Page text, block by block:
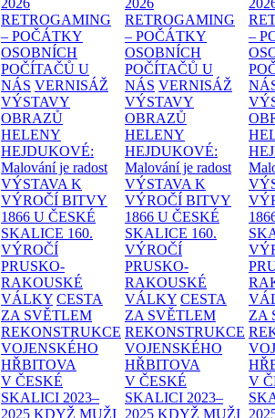
2026
RETROGAMING
– POČÁTKY
OSOBNÍCH
POČÍTAČŮ U
NÁS VERNISÁŽ
VÝSTAVY
OBRAZŮ
HELENY
HEJDUKOVÉ:
Malování je radost
VÝSTAVA K
VÝROČÍ BITVY
1866 U ČESKÉ
SKALICE 160.
VÝROČÍ
PRUSKO-
RAKOUSKÉ
VÁLKY CESTA
ZA SVĚTLEM
REKONSTRUKCE
VOJENSKÉHO
HŘBITOVA
V ČESKÉ
SKALICI 2023–
2025 KDYŽ MUŽI
2026
RETROGAMING
– POČÁTKY
OSOBNÍCH
POČÍTAČŮ U
NÁS VERNISÁŽ
VÝSTAVY
OBRAZŮ
HELENY
HEJDUKOVÉ:
Malování je radost
VÝSTAVA K
VÝROČÍ BITVY
1866 U ČESKÉ
SKALICE 160.
VÝROČÍ
PRUSKO-
RAKOUSKÉ
VÁLKY CESTA
ZA SVĚTLEM
REKONSTRUKCE
VOJENSKÉHO
HŘBITOVA
V ČESKÉ
SKALICI 2023–
2025 KDYŽ MUŽI
–
ZA
V